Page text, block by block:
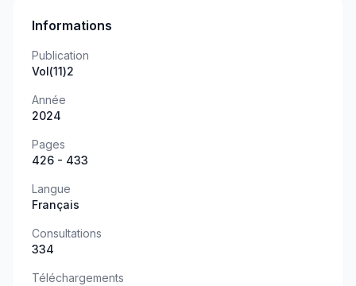
Informations
Publication
Vol(11)2
Année
2024
Pages
426 - 433
Langue
Français
Consultations
334
Téléchargements